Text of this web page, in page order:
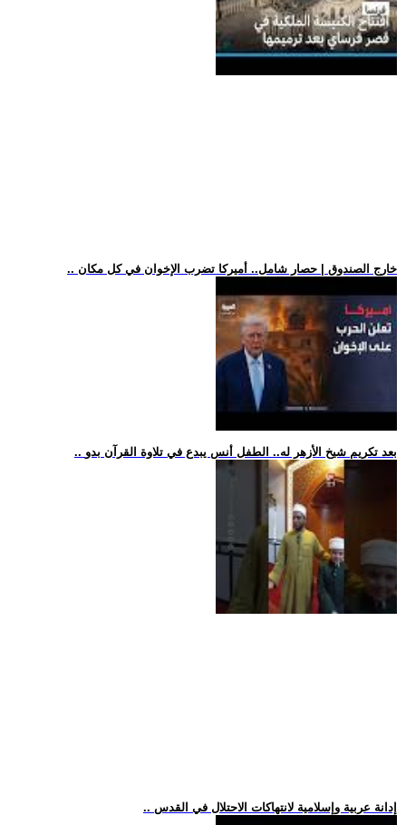
.. خارج الصندوق | حصار شامل.. أميركا تضرب الإخوان في كل مكان
.. بعد تكريم شيخ الأزهر له.. الطفل أنس يبدع في تلاوة القرآن بدو
.. إدانة عربية وإسلامية لانتهاكات الاحتلال في القدس